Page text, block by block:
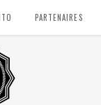
PARTENAIRES